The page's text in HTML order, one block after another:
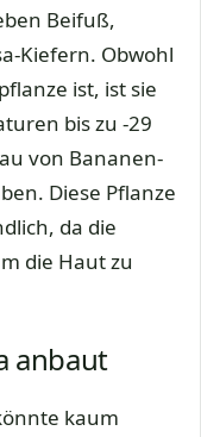
Beifuß,
Kiefern. Obwohl
ist, ist sie
bis zu -29
von Bananen-
Diese Pflanze
da die
die Haut zu
anbaut
kaum